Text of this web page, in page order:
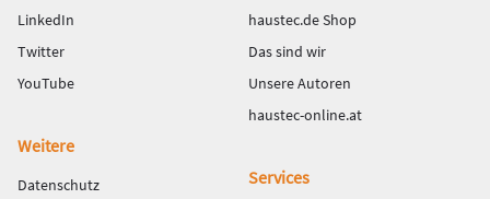
LinkedIn
Twitter
YouTube
haustec.de Shop
Das sind wir
Unsere Autoren
haustec-online.at
Weitere
Datenschutz
Services